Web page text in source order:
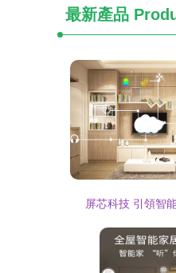
最新產品
屏芯科技 引領智